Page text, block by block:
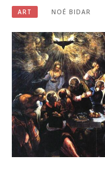
ART NOÉ BIDAR